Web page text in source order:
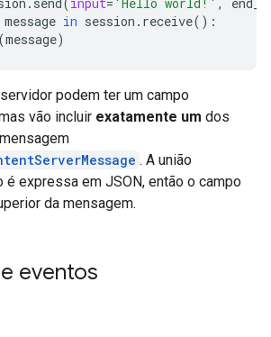
message in session . receive():
(message)
podem ter um campo
vão incluir exatamente um dos
. A união
é expressa em JSON, então o campo
da mensagem.
eventos